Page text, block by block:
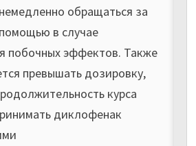
обращаться за
в случае
побочных эффектов. Также
превышать дозировку,
курса
диклофенак